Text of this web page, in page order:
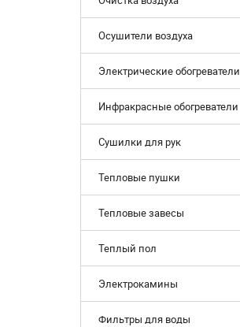
Осушители воздуха
Электрические обогреватели
Инфракрасные обогреватели
Сушилки для рук
Тепловые пушки
Тепловые завесы
Теплый пол
Электрокамины
Фильтры для воды